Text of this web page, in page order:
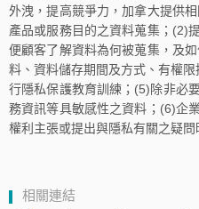
外洩，提高競爭力，加拿大提供
產品或服務目的之資料蒐集；(2)
便顧客了解資料為何被蒐集，及
料、資料儲存期間及方式、有權
行隱私保護教育訓練；(5)除非必
務資訊等具敏感性之資料；(6)企
權利主張或提出與隱私有關之疑問
相關連結